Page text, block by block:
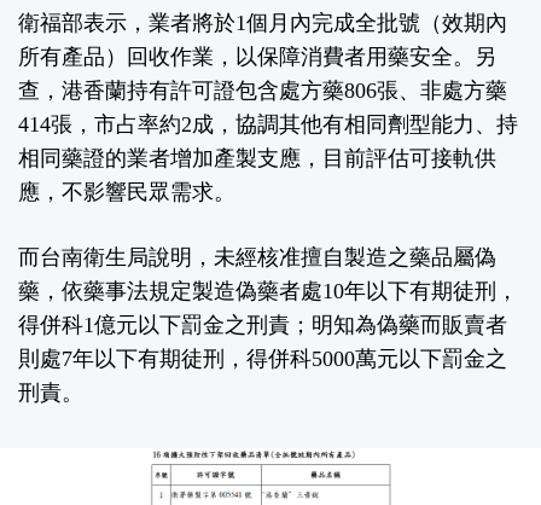
衛福部表示，業者將於1個月內完成全批號（效期內
所有產品）回收作業，以保障消費者用藥安全。另
查，港香蘭持有許可證包含處方藥806張、非處方藥
414張，市占率約2成，協調其他有相同劑型能力、持
相同藥證的業者增加產製支應，目前評估可接軌供
應，不影響民眾需求。
而台南衛生局說明，未經核准擅自製造之藥品屬偽
藥，依藥事法規定製造偽藥者處10年以下有期徒刑，
得併科1億元以下罰金之刑責；明知為偽藥而販賣者
則處7年以下有期徒刑，得併科5000萬元以下罰金之
刑責。